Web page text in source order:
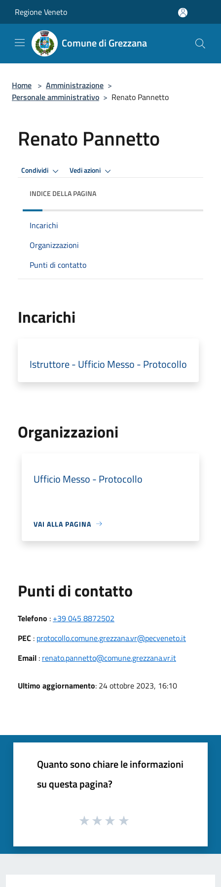
Regione Veneto
Comune di Grezzana
Home > Amministrazione >
Personale amministrativo > Renato Pannetto
Renato Pannetto
Condividi Vedi azioni
INDICE DELLA PAGINA
Incarichi
Organizzazioni
Punti di contatto
Incarichi
Istruttore - Ufficio Messo - Protocollo
Organizzazioni
Ufficio Messo - Protocollo
VAI ALLA PAGINA
Punti di contatto
Telefono : +39 045 8872502
PEC : protocollo.comune.grezzana.vr@pecveneto.it
Email : renato.pannetto@comune.grezzana.vr.it
Ultimo aggiornamento: 24 ottobre 2023, 16:10
Quanto sono chiare le informazioni
su questa pagina?